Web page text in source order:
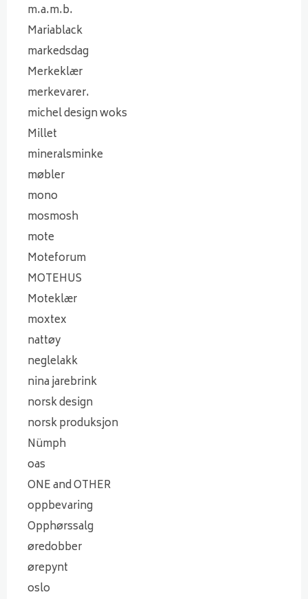
m.a.m.b.
Mariablack
markedsdag
Merkeklær
merkevarer.
michel design woks
Millet
mineralsminke
møbler
mono
mosmosh
mote
Moteforum
MOTEHUS
Moteklær
moxtex
nattøy
neglelakk
nina jarebrink
norsk design
norsk produksjon
Nümph
oas
ONE and OTHER
oppbevaring
Opphørssalg
øredobber
ørepynt
oslo